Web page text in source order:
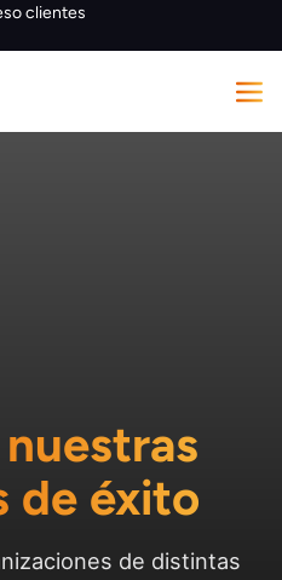
clientes
de éxito
de distintas